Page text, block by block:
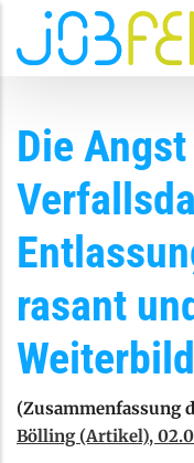
Direkt zum Inhalt
Die
rasant
(Zusammenfassung
Bölling (Artikel),